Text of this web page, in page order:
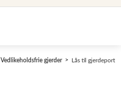
Vedlikeholdsfrie gjerder Lås til gjerdeport